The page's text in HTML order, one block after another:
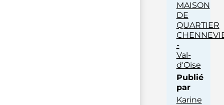
MAISON
DE
QUARTIER
-
Val-
d'Oise
Publié
par
Karine